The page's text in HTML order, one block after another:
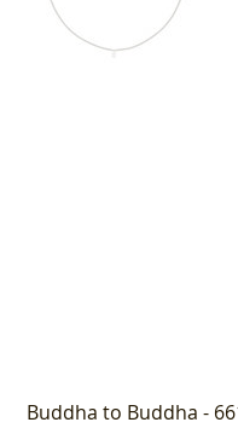
Buddha to Buddha -